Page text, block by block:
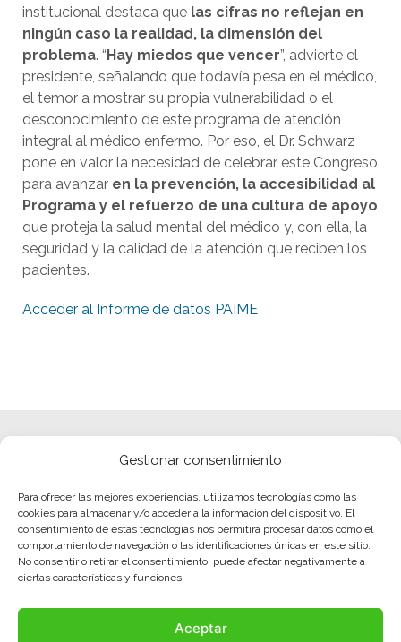
Gestionar consentimiento
Para ofrecer las mejores experiencias, utilizamos tecnologías como las
cookies para almacenar y/o acceder a la información del dispositivo. El
consentimiento de estas tecnologías nos permitirá procesar datos como el
comportamiento de navegación o las identificaciones únicas en este sitio.
No consentir o retirar el consentimiento, puede afectar negativamente a
ciertas características y funciones.
Aceptar
institucional destaca que las cifras no reflejan en
ningún caso la realidad, la dimensión del
problema. “Hay miedos que vencer”, advierte el
presidente, señalando que todavía pesa en el médico,
el temor a mostrar su propia vulnerabilidad o el
desconocimiento de este programa de atención
integral al médico enfermo. Por eso, el Dr. Schwarz
pone en valor la necesidad de celebrar este Congreso
para avanzar en la prevención, la accesibilidad al
Programa y el refuerzo de una cultura de apoyo
que proteja la salud mental del médico y, con ella, la
seguridad y la calidad de la atención que reciben los
pacientes.
Acceder al Informe de datos PAIME